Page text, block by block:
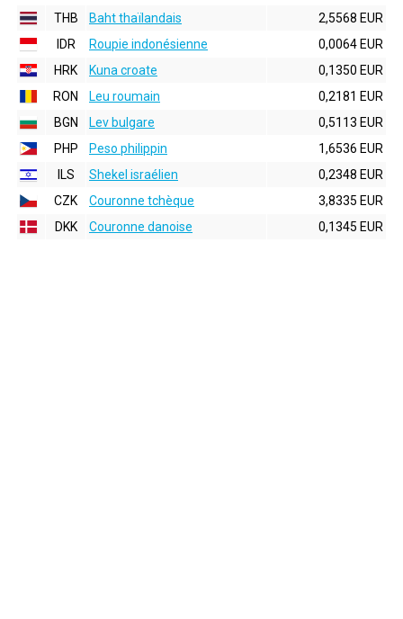
THB
Baht thaïlandais
2,5568 EUR
IDR
Roupie indonésienne
0,0064 EUR
HRK
Kuna croate
0,1350 EUR
RON
Leu roumain
0,2181 EUR
BGN
Lev bulgare
0,5113 EUR
PHP
Peso philippin
1,6536 EUR
ILS
Shekel israélien
0,2348 EUR
CZK
Couronne tchèque
3,8335 EUR
DKK
Couronne danoise 0,1345 EUR